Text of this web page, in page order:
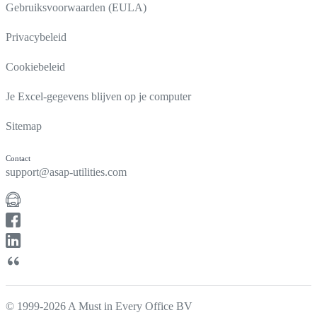
Gebruiksvoorwaarden (EULA)
Privacybeleid
Cookiebeleid
Je Excel-gegevens blijven op je computer
Sitemap
Contact
support@asap-utilities.com
© 1999-2026 A Must in Every Office BV